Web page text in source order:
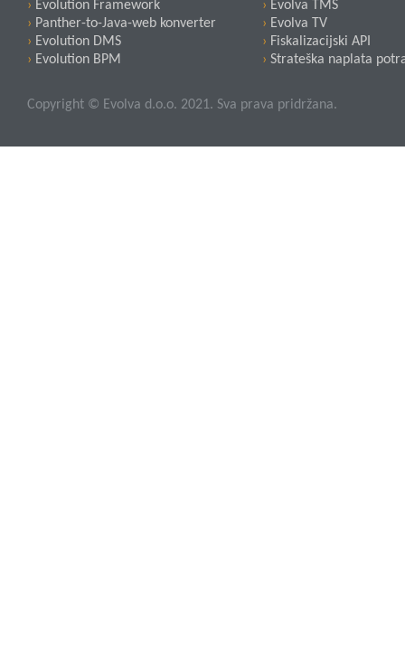
› Evolution Framework › Evolva TMS
› Panther-to-Java-web konverter › Evolva TV
› Evolution DMS › Fiskalizacijski API
› Evolution BPM › Strateška naplata
Copyright © Evolva d.o.o. 2021. Sva prava pridržana.